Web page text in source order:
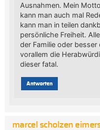
Ausnahmen. Mein
kann man auch mal
kann man in teilen
persönliche Freiheit.
der Familie oder
vorallem die
dieser fatal.
Antworten
marcel scholzen